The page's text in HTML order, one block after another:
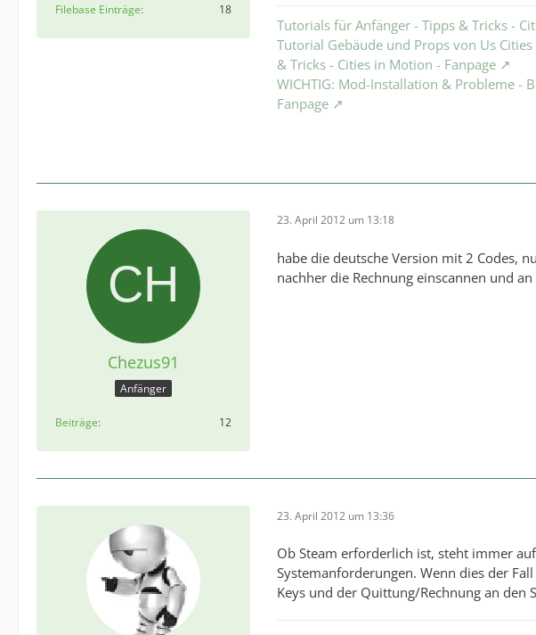
Filebase Einträge
18
Tutorials für Anfänger - Tipps & Tricks -
Tutorial Gebäude und Props von Us
& Tricks - Cities in Motion - Fanpage
WICHTIG: Mod-Installation & Probleme -
Fanpage
Chezus91
Anfänger
Beiträge 12
23. April 2012 um 13:18
habe die deutsche Version mit 2 Codes,
nachher die Rechnung einscannen und
23. April 2012 um 13:36
Ob Steam erforderlich ist, steht immer
Systemanforderungen. Wenn dies der
Keys und der Quittung/Rechnung an den